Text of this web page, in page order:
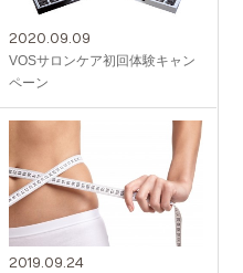
2020.09.09
VOSサロンケア初回体験キャン
ペーン
2019.09.24